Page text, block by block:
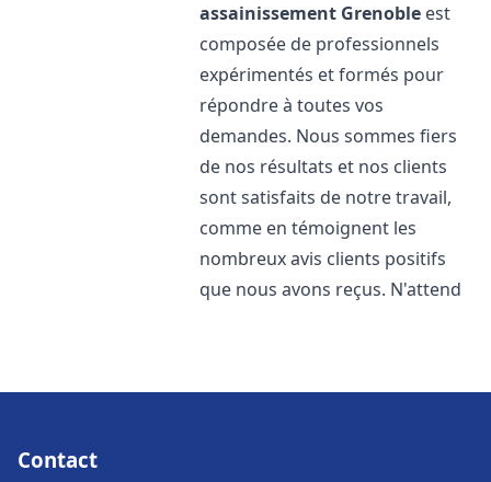
assainissement Grenoble est
composée de professionnels
expérimentés et formés pour
répondre à toutes vos
demandes. Nous sommes fiers
de nos résultats et nos clients
sont satisfaits de notre travail,
comme en témoignent les
nombreux avis clients positifs
que nous avons reçus. N'attend
Contact